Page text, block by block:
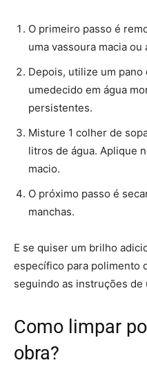
O primeiro passo é
uma vassoura macia ou
Depois, utilize um
umedecido em água
persistentes.
Misture 1 colher de
litros de água. Aplique
macio.
O próximo passo é
manchas.
E se quiser um brilho
específico para polimento
seguindo as instruções de
Como limpar
obra?